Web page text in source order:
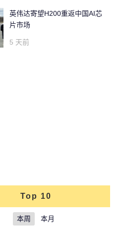
英伟达寄望H200重返中国AI芯
片市场
5 天前
Top 10
本周 本月